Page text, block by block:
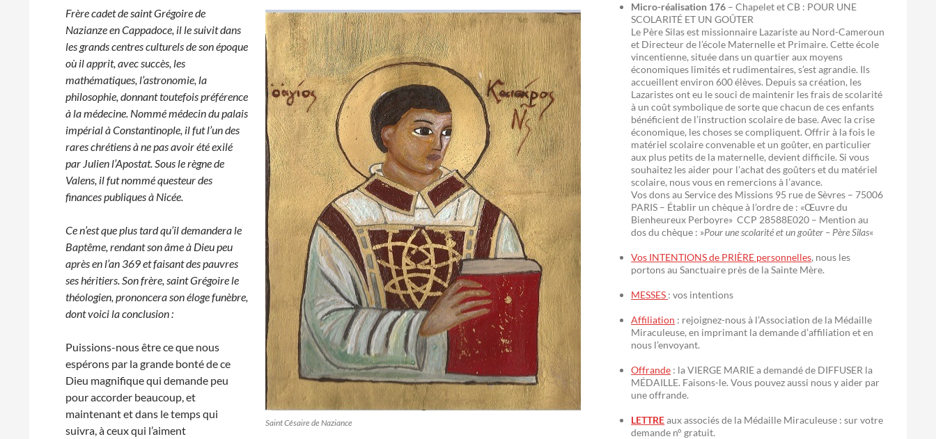
Saint Césaire de Naziance
Frère cadet de saint Grégoire de
Nazianze en Cappadoce, il le suivit dans
les grands centres culturels de son époque
où il apprit, avec succès, les
mathématiques, l’astronomie, la
philosophie, donnant toutefois préférence
à la médecine. Nommé médecin du palais
impérial à Constantinople, il fut l’un des
rares chrétiens à ne pas avoir été exilé
par Julien l’Apostat. Sous le règne de
Valens, il fut nommé questeur des
finances publiques à Nicée.
Ce n’est que plus tard qu’il demandera le
Baptême, rendant son âme à Dieu peu
après en l’an 369 et faisant des pauvres
ses héritiers. Son frère, saint Grégoire le
théologien, prononcera son éloge funèbre,
dont voici la conclusion :
Puissions-nous être ce que nous
espérons par la grande bonté de ce
Dieu magnifique qui demande peu
pour accorder beaucoup, et
maintenant et dans le temps qui
suivra, à ceux qui l’aiment
Micro-réalisation 176 – Chapelet et CB : POUR UNE
SCOLARITÉ ET UN GOÛTER
Le Père Silas est missionnaire Lazariste au Nord-Cameroun
et Directeur de l’école Maternelle et Primaire. Cette école
vincentienne, située dans un quartier aux moyens
économiques limités et rudimentaires, s’est agrandie. Ils
accueillent environ 600 élèves. Depuis sa création, les
Lazaristes ont eu le souci de maintenir les frais de scolarité
à un coût symbolique de sorte que chacun de ces enfants
bénéficient de l’instruction scolaire de base. Avec la crise
économique, les choses se compliquent. Offrir à la fois le
matériel scolaire convenable et un goûter, en particulier
aux plus petits de la maternelle, devient difficile. Si vous
souhaitez les aider pour l’achat des goûters et du matériel
scolaire, nous vous en remercions à l’avance.
Vos dons au Service des Missions 95 rue de Sèvres – 75006
PARIS – Établir un chèque à l’ordre de : «Œuvre du
Bienheureux Perboyre» CCP 28588E020 – Mention au
dos du chèque : »Pour une scolarité et un goûter – Père Silas«
Vos INTENTIONS de PRIÈRE personnelles, nous les
portons au Sanctuaire près de la Sainte Mère.
MESSES : vos intentions
Affiliation : rejoignez-nous à l’Association de la Médaille
Miraculeuse, en imprimant la demande d’affiliation et en
nous l’envoyant.
Offrande : la VIERGE MARIE a demandé de DIFFUSER la
MÉDAILLE. Faisons-le. Vous pouvez aussi nous y aider par
une offrande.
LETTREaux associés de la Médaille Miraculeuse : sur votre
demande n° gratuit.